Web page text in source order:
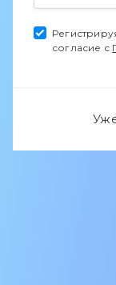
согласие с